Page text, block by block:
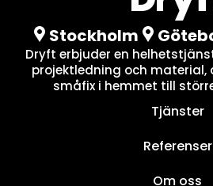
Stockholm
Dryft erbjuder en
projektledning och
småfix i hemmet till
Tjänster
Referenser
Om oss